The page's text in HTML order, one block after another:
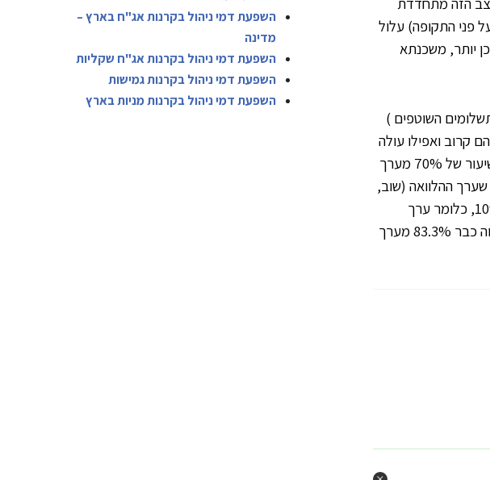
פני התקופה) עלול
יותר, משכנתא
השוטפים )
קרוב ואפילו עולה
על ערך הדירה. והנה המחשה – נניח שמשפחה רכשה דירה ב-2 מיליון שקלים וקיבלה משכנתא בשיעור של 70% מערך
כך שערך ההלוואה (שוב,
רק לצורך הדוגמה) הסתכם אחרי שנה ב-1.5 מיליון שקל, נניח שבמקביל ירדו מחירי הדירות ב-10%, כלומר ערך
הדירה ירד ל-1.8 מיליון שקל. במצב החדש (רק שנה אחרי קבלת המשכנתא) ערך המשכנתא מהווה כבר 83.3% מערך
השפעת דמי ניהול בקרנות אג"ח בארץ –
מדינה
השפעת דמי ניהול בקרנות אג"ח שקליות
השפעת דמי ניהול בקרנות גמישות
השפעת דמי ניהול בקרנות מניות בארץ